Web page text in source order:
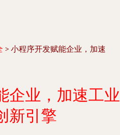
> 小程序开发赋能企业，加速
企业，加速工业
新引擎